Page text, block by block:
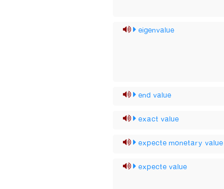
eigenvalue
end value
exact value
expecte monetary value
expecte value